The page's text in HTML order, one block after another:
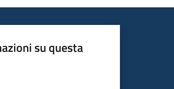
su questa